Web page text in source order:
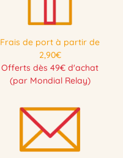
Frais de port à partir de
2,90€
Offerts dès 49€ d'achat
(par Mondial Relay)